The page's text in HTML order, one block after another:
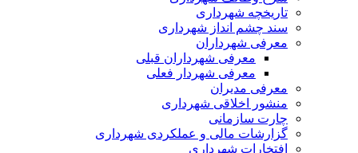
تاریخچه شهرداری
سند چشم انداز شهرداری
معرفی شهرداران
معرفی شهرداران قبلی
معرفی شهردار فعلی
معرفی مدیران
منشور اخلاقی شهرداری
چارت سازمانی
گزارشات مالی و عملکردی شهرداری
افتخارات شهرداری